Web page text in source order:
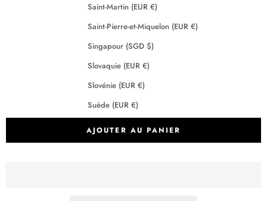
AJOUTER AU PANIER
Saint-Martin (EUR €)
Saint-Pierre-et-Miquelon (EUR €)
Singapour (SGD $)
Slovaquie (EUR €)
Slovénie (EUR €)
Suède (EUR €)
Tchéquie (EUR €)